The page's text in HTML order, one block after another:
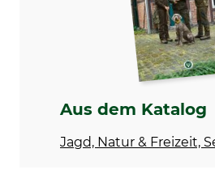
Aus dem Katalog
Jagd, Natur & Freizeit,